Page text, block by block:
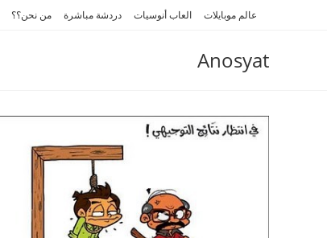
عالم موبايلات العاب أنوسيات دردشة مباشرة من نحن؟؟
Anosyat